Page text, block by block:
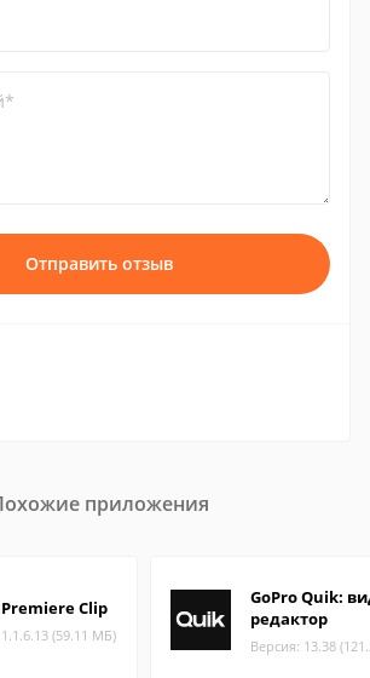
Отправить отзыв
приложения
Clip
(59.11 МБ)
GoPro Quik:
редактор
Версия: 13.38